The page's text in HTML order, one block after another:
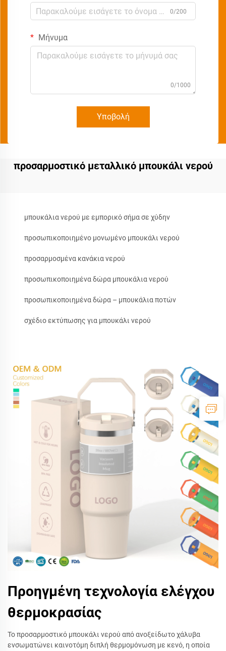
0/200
Μήνυμα
0/1000
Υποβολή
προσαρμοστικό μεταλλικό μπουκάλι νερού
μπουκάλια νερού με εμπορικό σήμα σε χύδην
προσωπικοποιημένο μονωμένο μπουκάλι νερού
προσαρμοσμένα κανάκια νερού
προσωπικοποιημένα δώρα μπουκάλια νερού
προσωπικοποιημένα δώρα – μπουκάλια ποτών
σχέδιο εκτύπωσης για μπουκάλι νερού
Προηγμένη τεχνολογία ελέγχου
θερμοκρασίας
Το προσαρμοστικό μπουκάλι νερού από ανοξείδωτο χάλυβα
ενσωματώνει καινοτόμη διπλή θερμομόνωση με κενό, η οποία